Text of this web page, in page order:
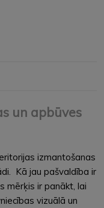
un apbūves
izmantošanas
Kā jau pašvaldība ir
mērķis ir panākt, lai
vizuālā un